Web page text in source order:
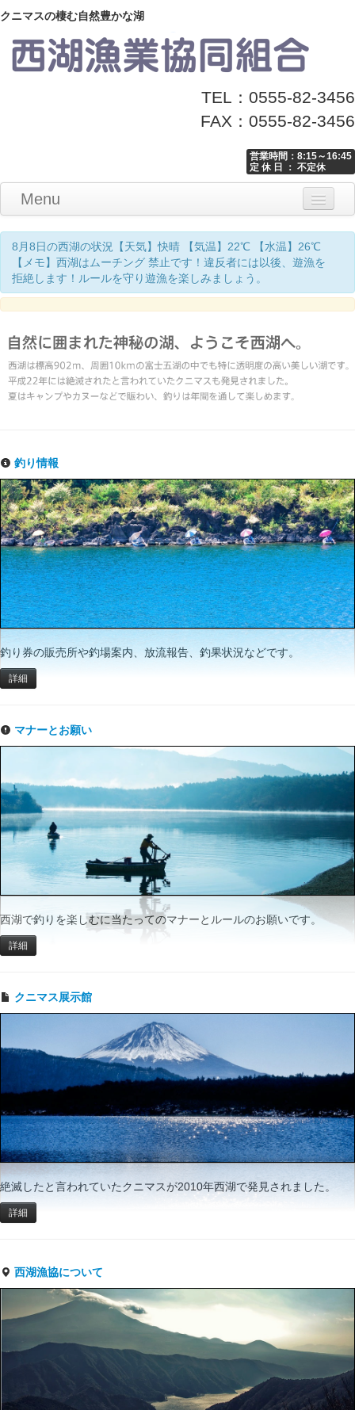
クニマスの棲む自然豊かな湖
TEL：0555-82-3456
FAX：0555-82-3456
営業時間：8:15～16:45
定 休 日 ： 不定休
Menu
Home
釣り情報
マナーとお願い
クニマス展示館
漁協からのお知らせ
お問い合わせ
8月8日の西湖の状況【天気】快晴 【気温】22℃ 【水温】26℃
【メモ】西湖はムーチング 禁止です！違反者には以後、遊漁を
拒絶します！ルールを守り遊漁を楽しみましょう。
釣り情報
釣り券の販売所や釣場案内、放流報告、釣果状況などです。
詳細
マナーとお願い
西湖で釣りを楽しむに当たってのマナーとルールのお願いです。
詳細
クニマス展示館
絶滅したと言われていたクニマスが2010年西湖で発見されました。
詳細
西湖漁協について